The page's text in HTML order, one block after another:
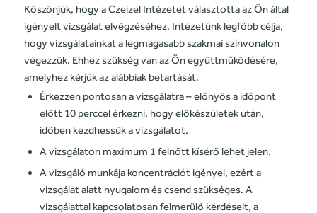
Köszönjük, hogy a Czeizel Intézetet választotta az Ön által
igényelt vizsgálat elvégzéséhez. Intézetünk legfőbb célja,
hogy vizsgálatainkat a legmagasabb szakmai színvonalon
végezzük. Ehhez szükség van az Ön együttműködésére,
amelyhez kérjük az alábbiak betartását.
Érkezzen pontosan a vizsgálatra – előnyös a időpont
előtt 10 perccel érkezni, hogy előkészületek után,
időben kezdhessük a vizsgálatot.
A vizsgálaton maximum 1 felnőtt kísérő lehet jelen.
A vizsgáló munkája koncentrációt igényel, ezért a
vizsgálat alatt nyugalom és csend szükséges. A
vizsgálattal kapcsolatosan felmerülő kérdéseit, a